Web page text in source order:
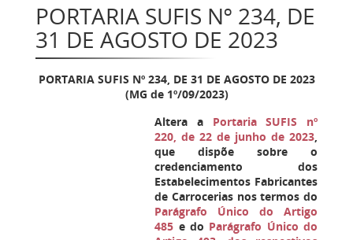
PORTARIA SUFIS Nº 234, DE
31 DE AGOSTO DE 2023
PORTARIA SUFIS Nº 234, DE 31 DE AGOSTO DE 2023
(MG de 1º/09/2023)
Altera a Portaria SUFIS nº
220, de 22 de junho de 2023,
que dispõe sobre o
credenciamento dos
Estabelecimentos Fabricantes
de Carrocerias nos termos do
Parágrafo Único do Artigo
485 e do Parágrafo Único do